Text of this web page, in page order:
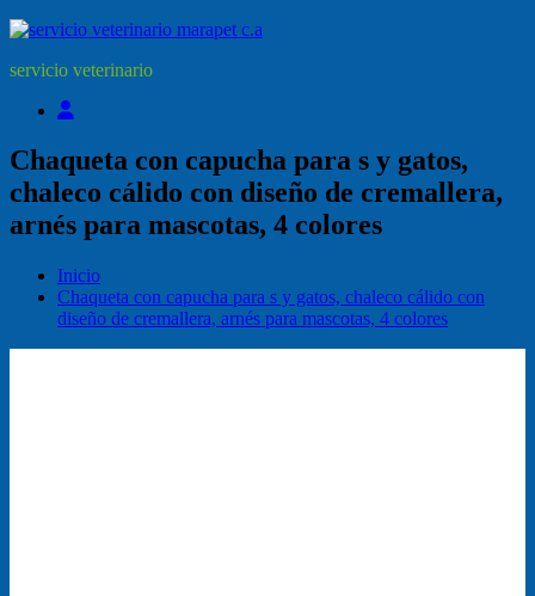
servicio veterinario
Chaqueta con capucha para s y gatos,
chaleco cálido con diseño de cremallera,
arnés para mascotas, 4 colores
Inicio
Chaqueta con capucha para s y gatos, chaleco cálido con
diseño de cremallera, arnés para mascotas, 4 colores